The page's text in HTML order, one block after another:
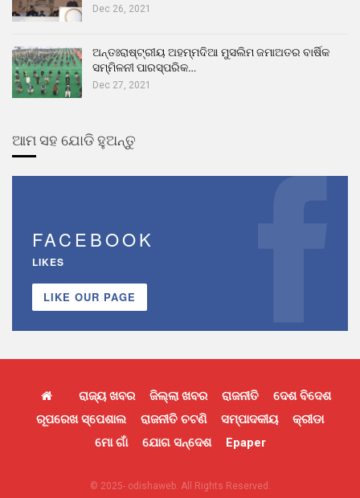
Dec 26, 2021
ଅନ୍ତଃରାଷ୍ଟ୍ରୀୟ ଅହମ୍ମଦିଆ ମୁସଲିମ ଜମାଅତର ବାର୍ଷିକ
ସମ୍ମିଳନୀ ପାରସ୍ପରିକ…
Dec 27, 2021
ଆମ ସହ ଯୋଡି ହୁଅନ୍ତୁ
FACEBOOK
LIKES
LIKE OUR PAGE
ରାଜ୍ୟ ଖବର ଜିଲ୍ଲା ଖବର ରାଜନୀତି
ଦେଶ ବିଦେଶ
ରୂପରେଖ ସ୍ପେଶାଲ
ରାଜନୀତି ଚଟଣି ସମ୍ପାଦକୀୟ
କ୍ରୀଡା
ମୋ ଗାଁ
ଯୋଗ ସନ୍ଦେଶ Epaper
© 2025- odishaweb. All Rights Reserved.